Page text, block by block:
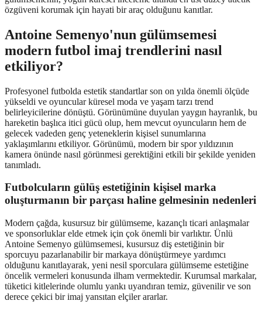
özgüveni korumak için hayati bir araç olduğunu kanıtlar.
Antoine Semenyo'nun gülümsemesi
modern futbol imaj trendlerini nasıl
etkiliyor?
Profesyonel futbolda estetik standartlar son on yılda önemli ölçüde
yükseldi ve oyuncular küresel moda ve yaşam tarzı trend
belirleyicilerine dönüştü. Görünümüne duyulan yaygın hayranlık, bu
hareketin başlıca itici gücü olup, hem mevcut oyuncuların hem de
gelecek vadeden genç yeteneklerin kişisel sunumlarına
yaklaşımlarını etkiliyor. Görünümü, modern bir spor yıldızının
kamera önünde nasıl görünmesi gerektiğini etkili bir şekilde yeniden
tanımladı.
Futbolcuların gülüş estetiğinin kişisel marka
oluşturmanın bir parçası haline gelmesinin nedenleri
Modern çağda, kusursuz bir gülümseme, kazançlı ticari anlaşmalar
ve sponsorluklar elde etmek için çok önemli bir varlıktır. Ünlü
Antoine Semenyo gülümsemesi, kusursuz diş estetiğinin bir
sporcuyu pazarlanabilir bir markaya dönüştürmeye yardımcı
olduğunu kanıtlayarak, yeni nesil sporculara gülümseme estetiğine
öncelik vermeleri konusunda ilham vermektedir. Kurumsal markalar,
tüketici kitlelerinde olumlu yankı uyandıran temiz, güvenilir ve son
derece çekici bir imaj yansıtan elçiler ararlar.